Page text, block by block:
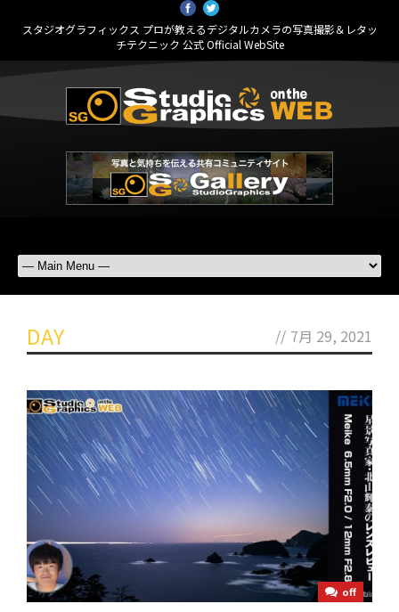
スタジオグラフィックス プロが教えるデジタルカメラの写真撮影＆レタッ
チテクニック 公式 Official WebSite
DAY // 7月 29, 2021
off